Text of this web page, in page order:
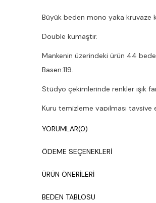
Büyük beden mono yaka kruvaze
Double kumaştır.
Mankenin üzerindeki ürün 44
Basen:119.
Stüdyo çekimlerinde renkler ışık
Kuru temizleme yapılması tavsiye
YORUMLAR(0)
ÖDEME SEÇENEKLERI
ÜRÜN ÖNERILERI
BEDEN TABLOSU